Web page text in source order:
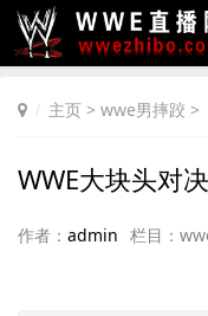
主页 > wwe男摔跤 >
WWE大块头对
作者： admin 栏目：